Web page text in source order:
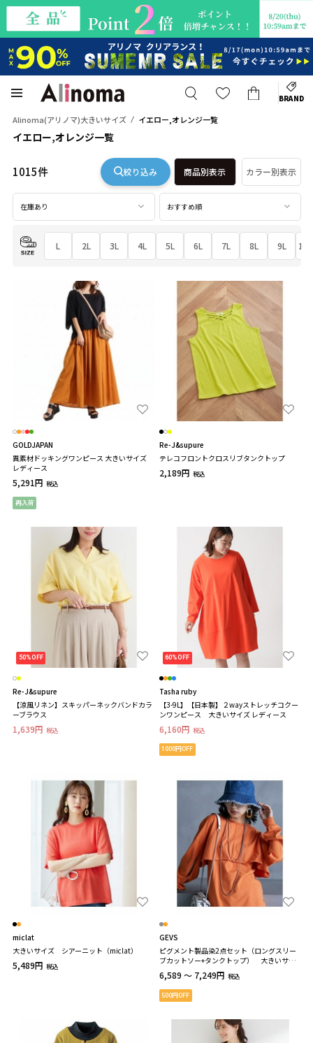
BRAND
Alinoma(アリノマ)大きいサイズ イエロー,オレンジ一覧
イエロー,オレンジ一覧
1015件 絞り込み 商品別表示 カラー別表示
在庫あり おすすめ順
L 2L 3L 4L 5L 6L 7L 8L 9L
GOLDJAPAN
異素材ドッキングワンピース 大きいサイズ
レディース
5,291円 税込
再入荷
Re-J&supure
テレコフロントクロスリブタンクトップ
2,189円 税込
50%OFF
Re-J&supure
【涼風リネン】スキッパーネックバンドカラ
ーブラウス
1,639円 税込
60%OFF
Tasha ruby
【3-9L】【日本製】２wayストレッチコクー
ンワンピース 大きいサイズ レディース
6,160円 税込
1000円OFF
miclat
大きいサイズ シアーニット（miclat）
5,489円 税込
GEVS
ピグメント製品染2点セット（ロングスリー
ブカットソー+タンクトップ） 大きいサイ
ズ GEVS
6,589 ～ 7,249円 税込
500円OFF